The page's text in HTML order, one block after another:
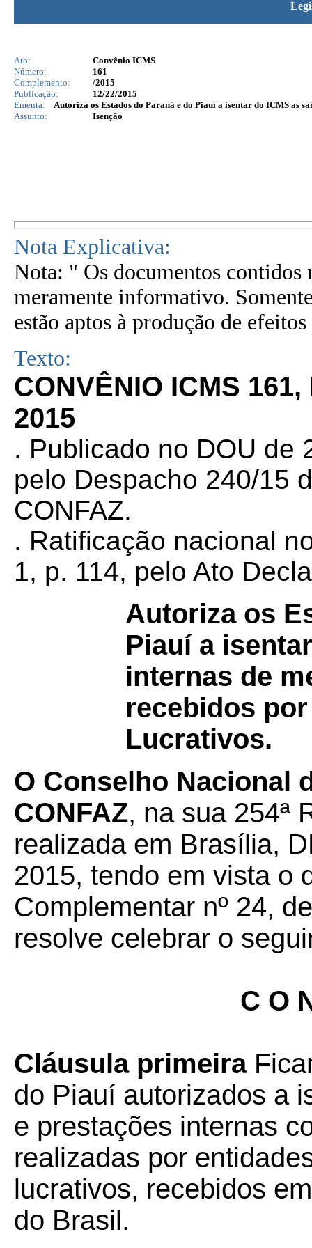
Ato:
Convênio ICMS
Número:
161
Complemento:
/2015
Publicação:
12/22/2015
Ementa:
Autoriza os Estados do Paraná e do Piauí a isentar do ICMS as
Assunto:
Isenção
Nota Explicativa:
Nota: " Os documentos contidos
meramente informativo.
estão aptos à produção de
Texto:
CONVÊNIO ICMS
2015
. Publicado no DOU de
pelo Despacho 240/15
CONFAZ.
. Ratificação nacional
1, p. 114, pelo Ato
Autoriza os
Piauí a
internas de
recebidos
Lucrativos.
O Conselho Nacional
CONFAZ, na sua 254ª
realizada em Brasília,
2015, tendo em vista o
Complementar nº 24,
resolve celebrar o
C O
Cláusula primeira
do Piauí autorizados a
e prestações internas
realizadas por
lucrativos, recebidos
do Brasil.